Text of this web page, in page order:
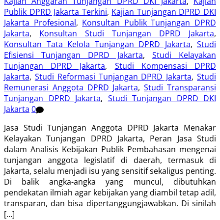
Publik DPRD Jakarta Terkini, Kajian Tunjangan DPRD DKI
Jakarta Profesional, Konsultan Publik Tunjangan DPRD
Jakarta, Konsultan Studi Tunjangan DPRD Jakarta,
Konsultan Tata Kelola Tunjangan DPRD Jakarta, Studi
Efisiensi Tunjangan DPRD Jakarta, Studi Kelayakan
Tunjangan DPRD Jakarta, Studi Kompensasi DPRD
Jakarta, Studi Reformasi Tunjangan DPRD Jakarta,Studi
Remunerasi Anggota DPRD Jakarta,Studi Transparansi
Tunjangan DPRD Jakarta, Studi Tunjangan DPRD DKI
Jakarta 0
Jasa Studi Tunjangan Anggota DPRD Jakarta Menakar
Kelayakan Tunjangan DPRD Jakarta, Peran Jasa Studi
dalam Analisis Kebijakan Publik Pembahasan mengenai
tunjangan anggota legislatif di daerah, termasuk di
Jakarta, selalu menjadi isu yang sensitif sekaligus penting.
Di balik angka-angka yang muncul, dibutuhkan
pendekatan ilmiah agar kebijakan yang diambil tetap adil,
transparan, dan bisa dipertanggungjawabkan. Di sinilah
[…]